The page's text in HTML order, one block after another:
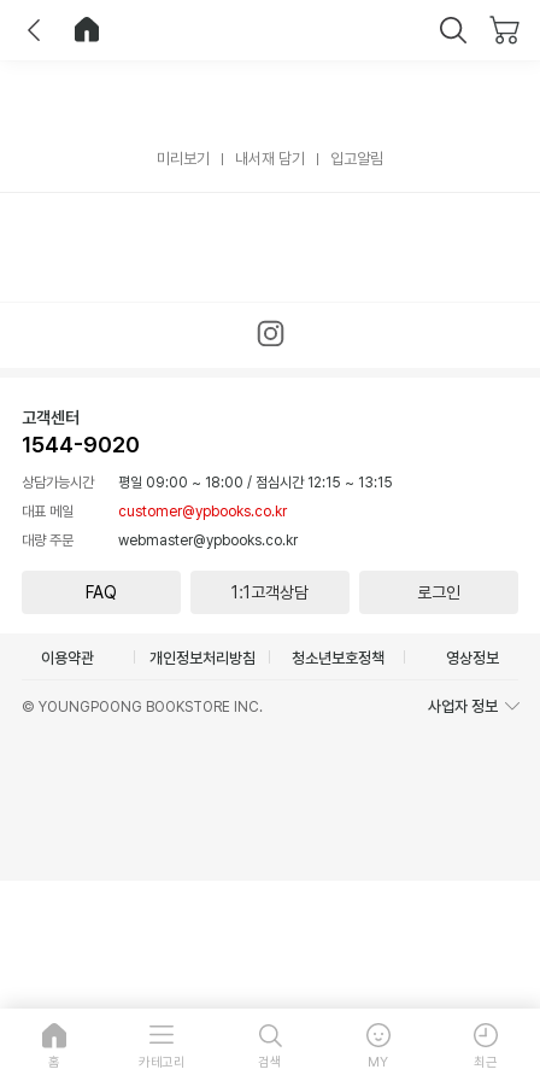
미리보기 내서재 담기 입고알림
고객센터
1544-9020
상담가능시간 평일 09:00 ~ 18:00 / 점심시간 12:15 ~ 13:15
대표 메일
customer@ypbooks.co.kr
대량 주문
webmaster@ypbooks.co.kr
FAQ 1:1고객상담 로그인
이용약관 개인정보처리방침 청소년보호정책 영상정보
© YOUNGPOONG BOOKSTORE INC. 사업자 정보
홈 카테고리 검색 MY 최근